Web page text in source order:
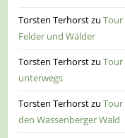
Torsten TerhorstzuTour
Felder und Wälder
Torsten TerhorstzuTour
unterwegs
Torsten TerhorstzuTour
den Wassenberger Wald